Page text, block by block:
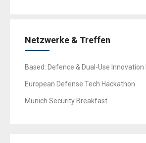
Netzwerke & Treffen
Based: Defence & Dual-Use
European Defense Tech Hackathon
Munich Security Breakfast